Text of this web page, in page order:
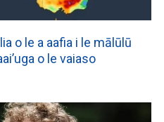
o le a aafia i le mālūlū
o le vaiaso